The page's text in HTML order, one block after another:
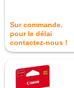
Sur commande.
pour le délai
contactez-nous !